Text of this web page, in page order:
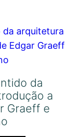
da
a
Graeff e